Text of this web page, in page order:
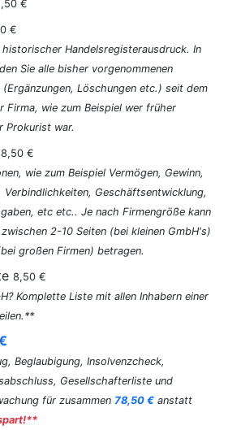
€
€
Handelsregisterausdruck. In
Sie alle bisher vorgenommenen
Löschungen etc.) seit dem
Firma, wie zum Beispiel wer früher
Prokurist war.
8,50 €
wie zum Beispiel Vermögen, Gewinn,
Verbindlichkeiten, Geschäftsentwicklung,
etc etc.. Je nach Firmengröße kann
2-10 Seiten (bei kleinen GmbH's)
großen Firmen) betragen.
8,50 €
Komplette Liste mit allen Inhabern einer
Beglaubigung, Insolvenzcheck,
Gesellschafterliste und
für zusammen 78,50 € anstatt